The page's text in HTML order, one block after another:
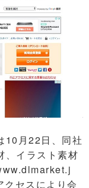
10月22日、同社
、イラスト素材
セスにより会